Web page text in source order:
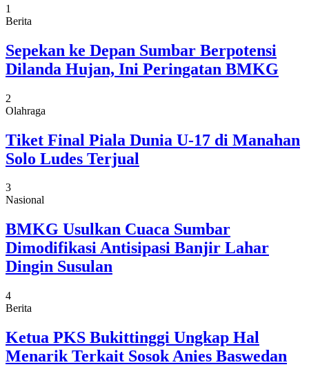
1
Berita
Sepekan ke Depan Sumbar Berpotensi
Dilanda Hujan, Ini Peringatan BMKG
2
Olahraga
Tiket Final Piala Dunia U-17 di Manahan
Solo Ludes Terjual
3
Nasional
BMKG Usulkan Cuaca Sumbar
Dimodifikasi Antisipasi Banjir Lahar
Dingin Susulan
4
Berita
Ketua PKS Bukittinggi Ungkap Hal
Menarik Terkait Sosok Anies Baswedan